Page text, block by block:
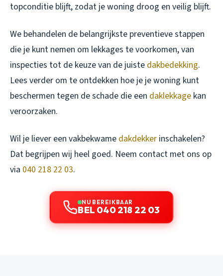
topconditie blijft, zodat je woning droog en veilig blijft.
We behandelen de belangrijkste preventieve stappen
die je kunt nemen om lekkages te voorkomen, van
inspecties tot de keuze van de juiste dakbedekking.
Lees verder om te ontdekken hoe je je woning kunt
beschermen tegen de schade die een daklekkage kan
veroorzaken.
Wil je liever een vakbekwame dakdekker inschakelen?
Dat begrijpen wij heel goed. Neem contact met ons op
via 040 218 22 03.
NU BEREIKBAAR
BEL 040 218 22 03